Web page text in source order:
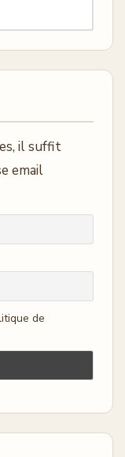
il suffit
email
de